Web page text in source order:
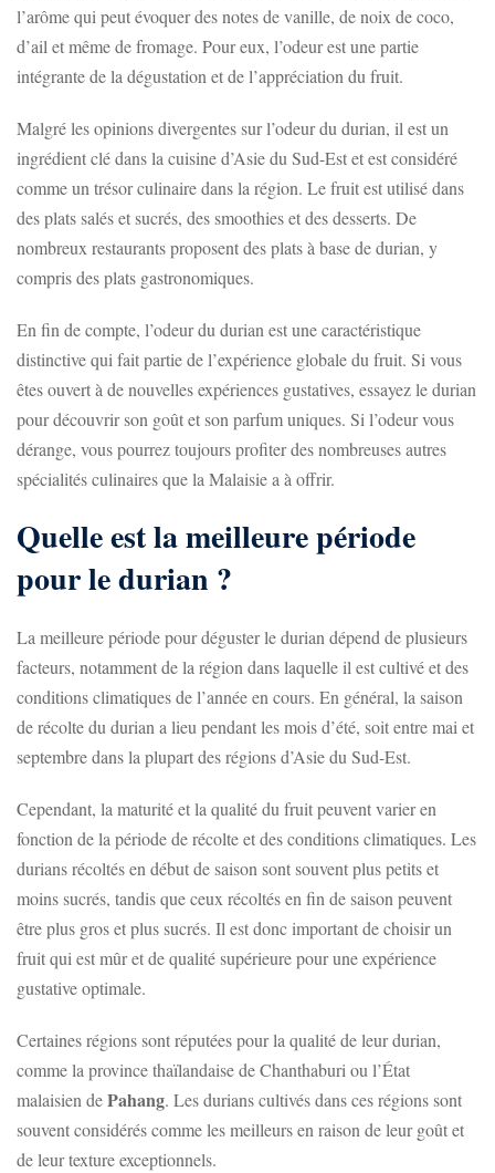
l’arôme qui peut évoquer des notes de vanille, de noix de coco,
d’ail et même de fromage. Pour eux, l’odeur est une partie
intégrante de la dégustation et de l’appréciation du fruit.
Malgré les opinions divergentes sur l’odeur du durian, il est un
ingrédient clé dans la cuisine d’Asie du Sud-Est et est considéré
comme un trésor culinaire dans la région. Le fruit est utilisé dans
des plats salés et sucrés, des smoothies et des desserts. De
nombreux restaurants proposent des plats à base de durian, y
compris des plats gastronomiques.
En fin de compte, l’odeur du durian est une caractéristique
distinctive qui fait partie de l’expérience globale du fruit. Si vous
êtes ouvert à de nouvelles expériences gustatives, essayez le durian
pour découvrir son goût et son parfum uniques. Si l’odeur vous
dérange, vous pourrez toujours profiter des nombreuses autres
spécialités culinaires que la Malaisie a à offrir.
Quelle est la meilleure période
pour le durian ?
La meilleure période pour déguster le durian dépend de plusieurs
facteurs, notamment de la région dans laquelle il est cultivé et des
conditions climatiques de l’année en cours. En général, la saison
de récolte du durian a lieu pendant les mois d’été, soit entre mai et
septembre dans la plupart des régions d’Asie du Sud-Est.
Cependant, la maturité et la qualité du fruit peuvent varier en
fonction de la période de récolte et des conditions climatiques. Les
durians récoltés en début de saison sont souvent plus petits et
moins sucrés, tandis que ceux récoltés en fin de saison peuvent
être plus gros et plus sucrés. Il est donc important de choisir un
fruit qui est mûr et de qualité supérieure pour une expérience
gustative optimale.
Certaines régions sont réputées pour la qualité de leur durian,
comme la province thaïlandaise de Chanthaburi ou l’État
malaisien dePahang. Les durians cultivés dans ces régions sont
souvent considérés comme les meilleurs en raison de leur goût et
de leur texture exceptionnels.